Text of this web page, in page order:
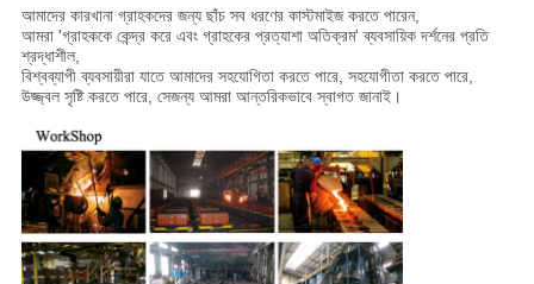
আমাদের কারখানা গ্রাহকদের জন্য ছাঁচ সব ধরণের কাস্টমাইজ করতে পারেন,
আমরা 'গ্রাহককে কেন্দ্র করে এবং গ্রাহকের প্রত্যাশা অতিক্রম' ব্যবসায়িক দর্শনের প্রতি
শ্রদ্ধাশীল,
বিশ্বব্যাপী ব্যবসায়ীরা যাতে আমাদের সহযোগিতা করতে পারে, সহযোগীতা করতে পারে,
উজ্জ্বল সৃষ্টি করতে পারে, সেজন্য আমরা আন্তরিকভাবে স্বাগত জানাই।